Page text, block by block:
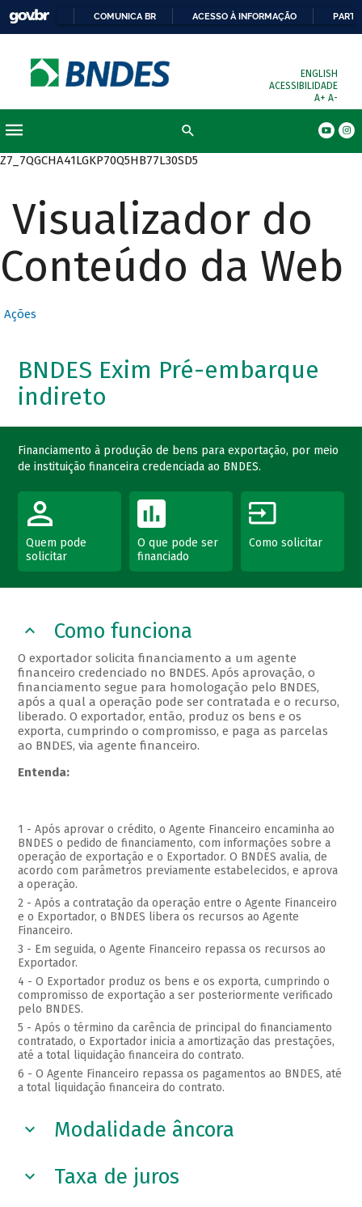
COMUNICA BR ACESSO À INFORMAÇÃO
ENGLISH
ACESSIBILIDADE
A+ A-
Z7_7QGCHA41LGKP70Q5HB77L30SD5
Visualizador do
Conteúdo da Web
Ações
BNDES Exim Pré-embarque
indireto
Financiamento à produção de bens para exportação, por meio
de instituição financeira credenciada ao BNDES.
Quem pode
solicitar
O que pode ser
financiado
Como solicitar
Como funciona
O exportador solicita financiamento a um agente
financeiro credenciado no BNDES. Após aprovação, o
financiamento segue para homologação pelo BNDES,
após a qual a operação pode ser contratada e o recurso,
liberado. O exportador, então, produz os bens e os
exporta, cumprindo o compromisso, e paga as parcelas
ao BNDES, via agente financeiro.
Entenda:
1 - Após aprovar o crédito, o Agente Financeiro encaminha ao
BNDES o pedido de financiamento, com informações sobre a
operação de exportação e o Exportador. O BNDES avalia, de
acordo com parâmetros previamente estabelecidos, e aprova
a operação.
2 - Após a contratação da operação entre o Agente Financeiro
e o Exportador, o BNDES libera os recursos ao Agente
Financeiro.
3 - Em seguida, o Agente Financeiro repassa os recursos ao
Exportador.
4 - O Exportador produz os bens e os exporta, cumprindo o
compromisso de exportação a ser posteriormente verificado
pelo BNDES.
5 - Após o término da carência de principal do financiamento
contratado, o Exportador inicia a amortização das prestações,
até a total liquidação financeira do contrato.
6 - O Agente Financeiro repassa os pagamentos ao BNDES, até
a total liquidação financeira do contrato.
Modalidade âncora
Taxa de juros